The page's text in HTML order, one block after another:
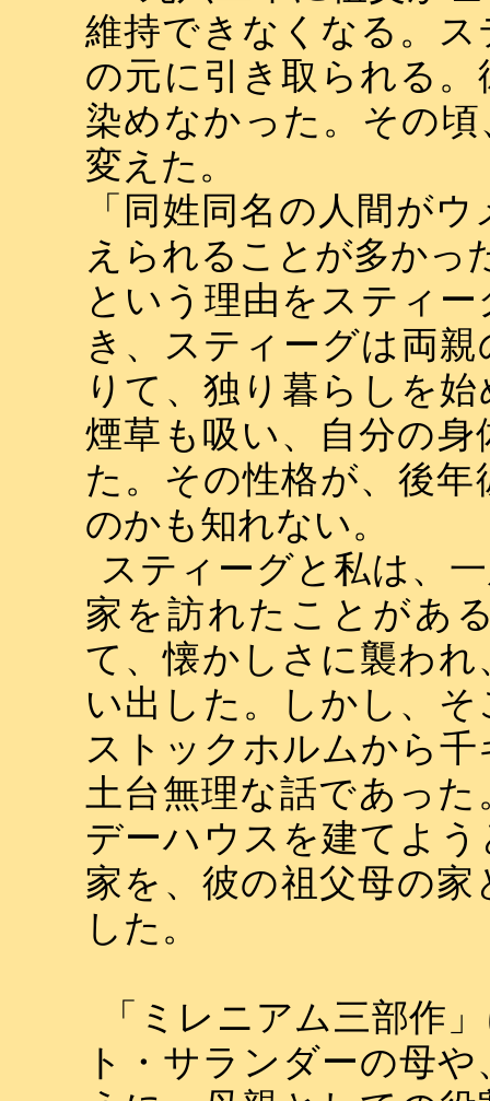
維持できなくなる。
の元に引き取られる
染めなかった。その
変えた。
「同姓同名の人間が
えられることが多かっ
という理由をスティ
き、スティーグは両
りて、独り暮らしを
煙草も吸い、自分の
た。その性格が、後
のかも知れない。
スティーグと私は、
家を訪れたことがあ
て、懐かしさに襲わ
い出した。しかし、
ストックホルムから
土台無理な話であっ
デーハウスを建てよ
家を、彼の祖父母の
した。
「ミレニアム三部作
ト・サランダーの母